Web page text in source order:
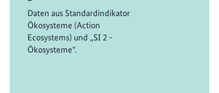
Daten aus Standardindikator
Ökosysteme (Action
Ecosystems) und „SI 2 -
Ökosysteme“.